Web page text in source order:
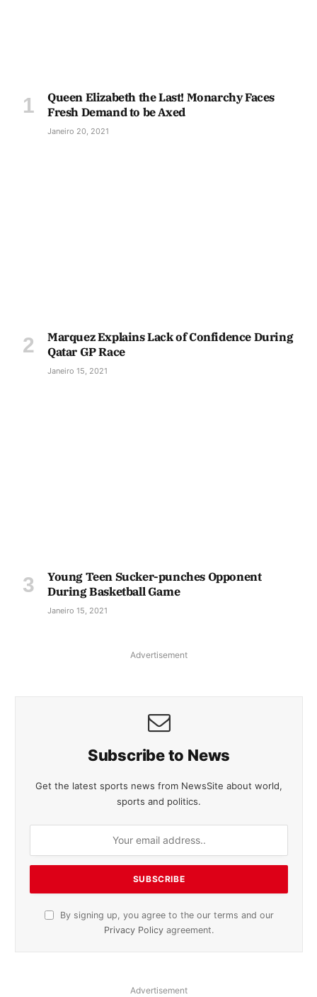
Queen Elizabeth the Last! Monarchy Faces
Fresh Demand to be Axed
Janeiro 20, 2021
Marquez Explains Lack of Confidence During
Qatar GP Race
Janeiro 15, 2021
Young Teen Sucker-punches Opponent
During Basketball Game
Janeiro 15, 2021
Advertisement
Subscribe to News
Get the latest sports news from NewsSite about world,
sports and politics.
By signing up, you agree to the our terms and our
Privacy Policy agreement.
Advertisement